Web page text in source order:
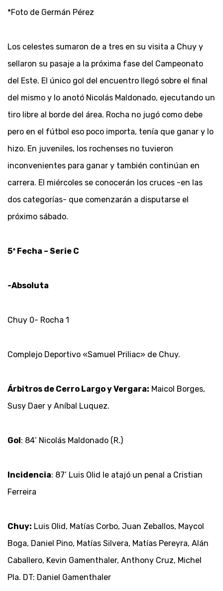
*Foto de Germán Pérez
Los celestes sumaron de a tres en su visita a Chuy y
sellaron su pasaje a la próxima fase del Campeonato
del Este. El único gol del encuentro llegó sobre el final
del mismo y lo anotó Nicolás Maldonado, ejecutando un
tiro libre al borde del área. Rocha no jugó como debe
pero en el fútbol eso poco importa, tenía que ganar y lo
hizo. En juveniles, los rochenses no tuvieron
inconvenientes para ganar y también continúan en
carrera. El miércoles se conocerán los cruces -en las
dos categorías- que comenzarán a disputarse el
próximo sábado.
5ª Fecha – Serie C
-Absoluta
Chuy 0- Rocha 1
Complejo Deportivo «Samuel Priliac» de Chuy.
Árbitros de Cerro Largo y Vergara: Maicol Borges,
Susy Daer y Aníbal Luquez.
Gol: 84’ Nicolás Maldonado (R.)
Incidencia: 87’ Luis Olid le atajó un penal a Cristian
Ferreira
Chuy: Luis Olid, Matías Corbo, Juan Zeballos, Maycol
Boga, Daniel Pino, Matías Silvera, Matías Pereyra, Alán
Caballero, Kevin Gamenthaler, Anthony Cruz, Michel
Pla. DT: Daniel Gamenthaler